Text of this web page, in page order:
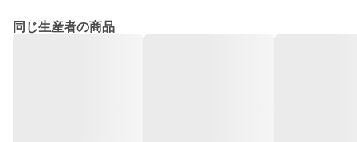
同じ生産者の商品